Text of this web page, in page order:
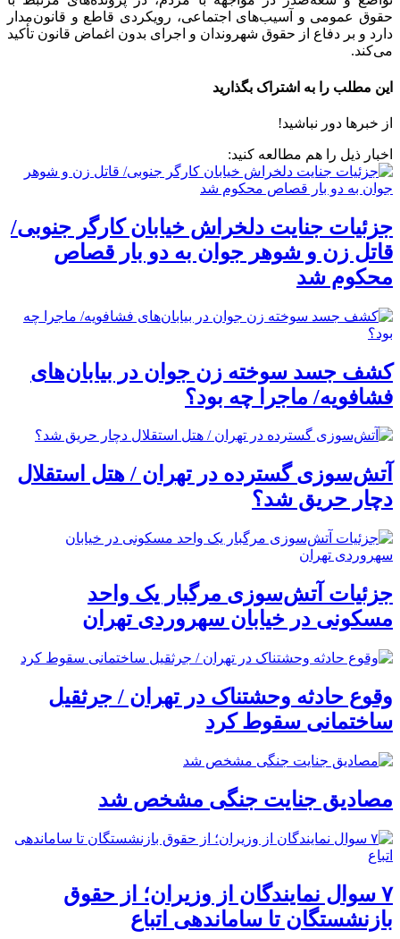
حقوق عمومی و آسیب‌های اجتماعی، رویکردی قاطع و قانون‌مدار
دارد و بر دفاع از حقوق شهروندان و اجرای بدون اغماض قانون تأکید
می‌کند.
این مطلب را به اشتراک بگذارید
از خبرها دور نباشید!
اخبار ذیل را هم مطالعه کنید:
جزئیات جنایت دلخراش خیابان کارگر جنوبی/
قاتل زن و شوهر جوان به دو بار قصاص
محکوم شد
کشف جسد سوخته زن جوان در بیابان‌های
فشافویه/ ماجرا چه بود؟
آتش‌سوزی گسترده در تهران / هتل استقلال
دچار حریق شد؟
جزئیات آتش‌سوزی مرگبار یک واحد
مسکونی در خیابان سهروردی تهران
وقوع حادثه وحشتناک در تهران / جرثقیل
ساختمانی سقوط کرد
مصادیق جنایت جنگی مشخص شد
۷ سوال نمایندگان از وزیران؛ از حقوق
بازنشستگان تا ساماندهی اتباع